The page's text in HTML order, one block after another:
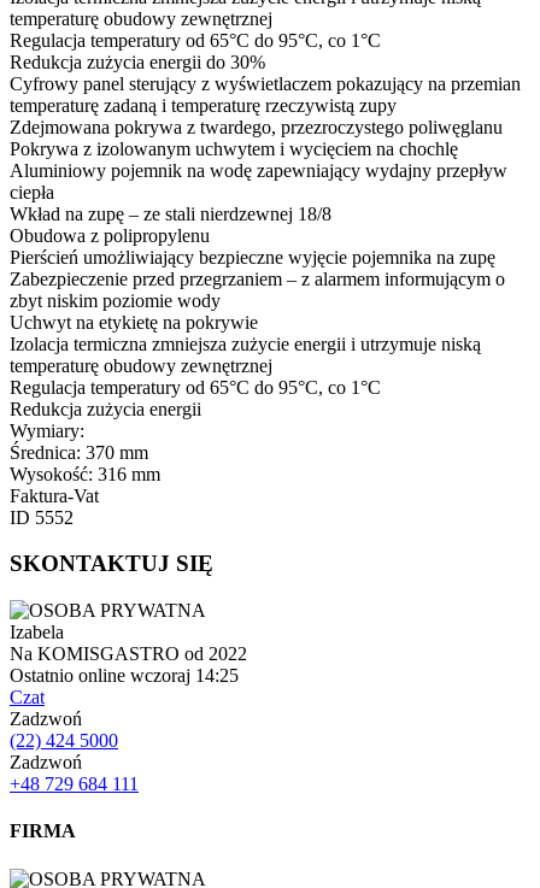
temperaturę obudowy zewnętrznej
Regulacja temperatury od 65°C do 95°C, co 1°C
Redukcja zużycia energii do 30%
Cyfrowy panel sterujący z wyświetlaczem pokazujący na przemian
temperaturę zadaną i temperaturę rzeczywistą zupy
Zdejmowana pokrywa z twardego, przezroczystego poliwęglanu
Pokrywa z izolowanym uchwytem i wycięciem na chochlę
Aluminiowy pojemnik na wodę zapewniający wydajny przepływ
ciepła
Wkład na zupę – ze stali nierdzewnej 18/8
Obudowa z polipropylenu
Pierścień umożliwiający bezpieczne wyjęcie pojemnika na zupę
Zabezpieczenie przed przegrzaniem – z alarmem informującym o
zbyt niskim poziomie wody
Uchwyt na etykietę na pokrywie
Izolacja termiczna zmniejsza zużycie energii i utrzymuje niską
temperaturę obudowy zewnętrznej
Regulacja temperatury od 65°C do 95°C, co 1°C
Redukcja zużycia energii
Wymiary:
Średnica: 370 mm
Wysokość: 316 mm
Faktura-Vat
ID 5552
SKONTAKTUJ SIĘ
Izabela
Na KOMISGASTRO od 2022
Ostatnio online wczoraj 14:25
Czat
Zadzwoń
(22) 424 5000
Zadzwoń
+48 729 684 111
FIRMA